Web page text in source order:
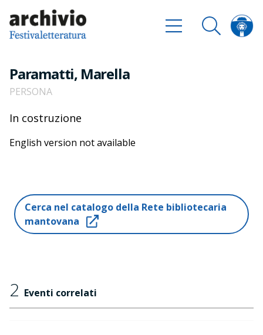
Paramatti, Marella
PERSONA
In costruzione
English version not available
Cerca nel catalogo della Rete bibliotecaria
mantovana
2 Eventi correlati